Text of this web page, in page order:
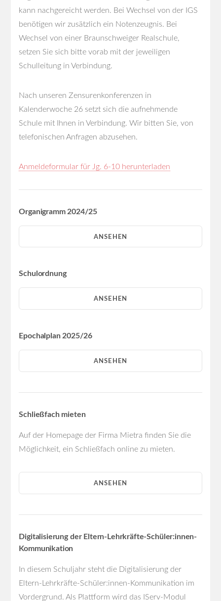
kann nachgereicht werden. Bei Wechsel von der IGS
benötigen wir zusätzlich ein Notenzeugnis. Bei
Wechsel von einer Braunschweiger Realschule,
setzen Sie sich bitte vorab mit der jeweiligen
Schulleitung in Verbindung.
Nach unseren Zensurenkonferenzen in
Kalenderwoche 26 setzt sich die aufnehmende
Schule mit Ihnen in Verbindung. Wir bitten Sie, von
telefonischen Anfragen abzusehen.
Anmeldeformular für Jg. 6-10 herunterladen
Organigramm 2024/25
ANSEHEN
Schulordnung
ANSEHEN
Epochalplan 2025/26
ANSEHEN
Schließfach mieten
Auf der Homepage der Firma Mietra finden Sie die
Möglichkeit, ein Schließfach online zu mieten.
ANSEHEN
Digitalisierung der Eltern-Lehrkräfte-Schüler:innen-
Kommunikation
In diesem Schuljahr steht die Digitalisierung der
Eltern-Lehrkräfte-Schüler:innen-Kommunikation im
Vordergrund. Als Plattform wird das IServ-Modul